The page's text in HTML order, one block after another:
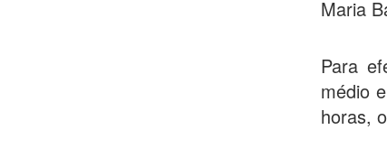
Maria
Para
médio
horas,